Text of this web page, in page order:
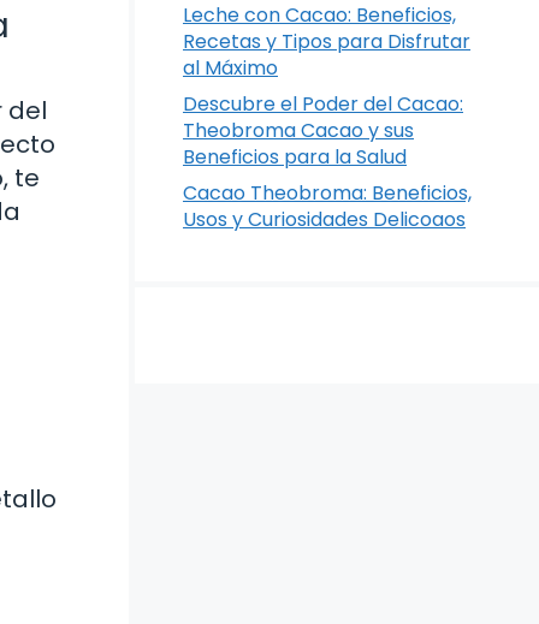
del
te
Leche con Cacao: Beneficios,
Recetas y Tipos para Disfrutar
al Máximo
Descubre el Poder del Cacao:
Theobroma Cacao y sus
Beneficios para la Salud
Cacao Theobroma: Beneficios,
Usos y Curiosidades Delicoaos